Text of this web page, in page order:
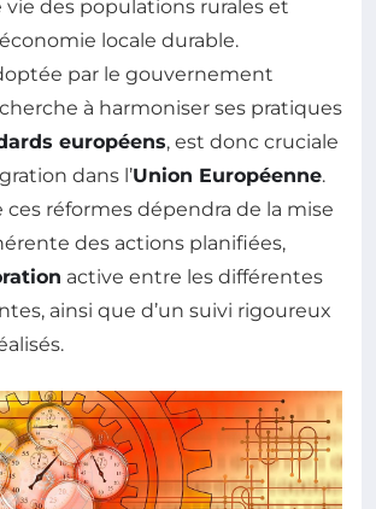
des populations rurales et
locale durable.
par le gouvernement
à harmoniser ses pratiques
européens, est donc cruciale
dans l’Union Européenne.
ces réformes dépendra de la mise
des actions planifiées,
active entre les différentes
ainsi que d’un suivi rigoureux